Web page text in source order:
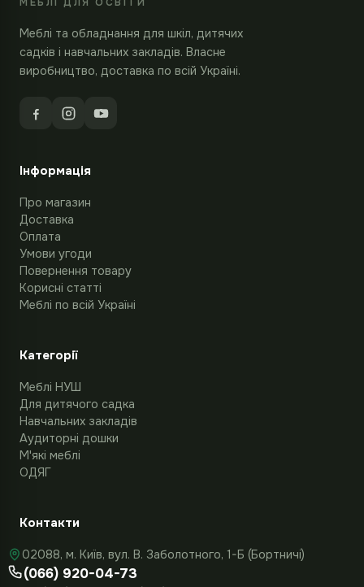
Меблі та обладнання для шкіл, дитячих
садків і навчальних закладів. Власне
виробництво, доставка по всій Україні.
Інформація
Про магазин
Доставка
Оплата
Умови угоди
Повернення товару
Корисні статті
Меблі по всій Україні
Категорії
Меблі НУШ
Для дитячого садка
Навчальних закладів
Аудиторні дошки
М'які меблі
ОДЯГ
Контакти
02088, м. Київ, вул. В. Заболотного, 1-Б (Бортничі)
(066) 920-04-73